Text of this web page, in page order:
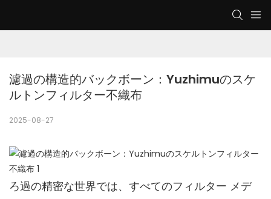
濾過の構造的バックボーン：Yuzhimuのスケ
ルトンフィルター不織布
2025-08-27
ろ過の精密な世界では、すべてのフィルター メデ